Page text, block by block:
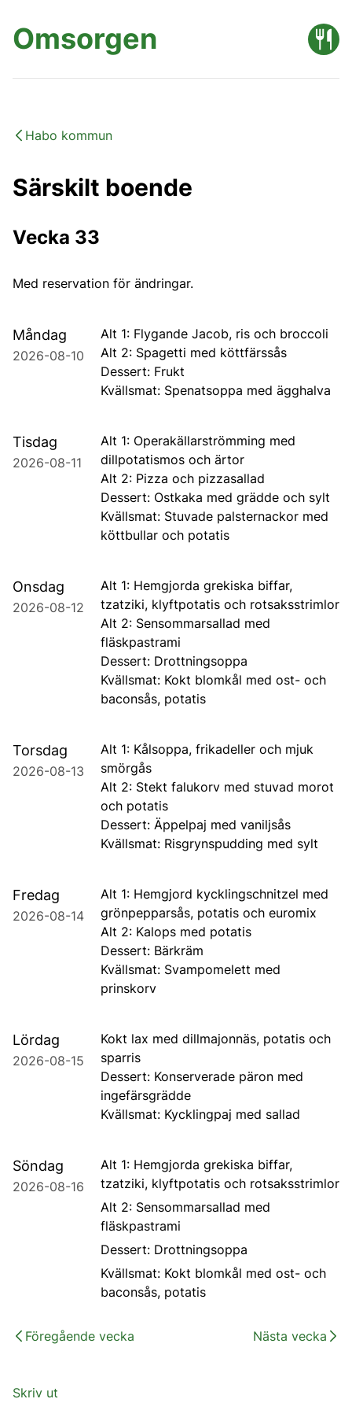
Omsorgen
Habo kommun
Särskilt boende
Vecka 33
Med reservation för ändringar.
Måndag
2026-08-10
Alt 1: Flygande Jacob, ris och broccoli
Alt 2: Spagetti med köttfärssås
Dessert: Frukt
Kvällsmat: Spenatsoppa med ägghalva
Tisdag
2026-08-11
Alt 1: Operakällarströmming med
dillpotatismos och ärtor
Alt 2: Pizza och pizzasallad
Dessert: Ostkaka med grädde och sylt
Kvällsmat: Stuvade palsternackor med
köttbullar och potatis
Onsdag
2026-08-12
Alt 1: Hemgjorda grekiska biffar,
tzatziki, klyftpotatis och rotsaksstrimlor
Alt 2: Sensommarsallad med
fläskpastrami
Dessert: Drottningsoppa
Kvällsmat: Kokt blomkål med ost- och
baconsås, potatis
Torsdag
2026-08-13
Alt 1: Kålsoppa, frikadeller och mjuk
smörgås
Alt 2: Stekt falukorv med stuvad morot
och potatis
Dessert: Äppelpaj med vaniljsås
Kvällsmat: Risgrynspudding med sylt
Fredag
2026-08-14
Alt 1: Hemgjord kycklingschnitzel med
grönpepparsås, potatis och euromix
Alt 2: Kalops med potatis
Dessert: Bärkräm
Kvällsmat: Svampomelett med
prinskorv
Lördag
2026-08-15
Kokt lax med dillmajonnäs, potatis och
sparris
Dessert: Konserverade päron med
ingefärsgrädde
Kvällsmat: Kycklingpaj med sallad
Söndag
2026-08-16
Alt 1: Hemgjorda grekiska biffar,
tzatziki, klyftpotatis och rotsaksstrimlor
Alt 2: Sensommarsallad med
fläskpastrami
Dessert: Drottningsoppa
Kvällsmat: Kokt blomkål med ost- och
baconsås, potatis
Föregående vecka Nästa vecka
Skriv ut